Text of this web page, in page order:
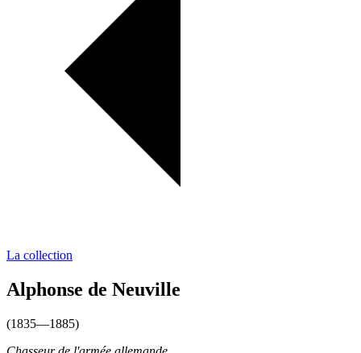
La collection
Alphonse de Neuville
(1835—1885)